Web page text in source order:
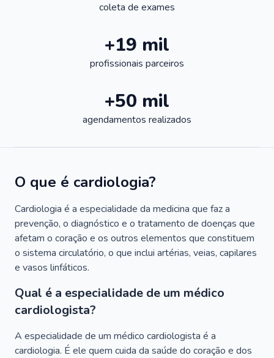
coleta de exames
+19 mil
profissionais parceiros
+50 mil
agendamentos realizados
O que é cardiologia?
Cardiologia é a especialidade da medicina que faz a
prevenção, o diagnóstico e o tratamento de doenças que
afetam o coração e os outros elementos que constituem
o sistema circulatório, o que inclui artérias, veias, capilares
e vasos linfáticos.
Qual é a especialidade de um médico
cardiologista?
A especialidade de um médico cardiologista é a
cardiologia. É ele quem cuida da saúde do coração e dos